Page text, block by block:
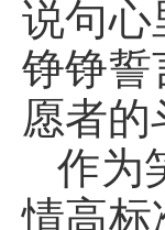
说句心
铮铮誓
愿者的
作为
情高标